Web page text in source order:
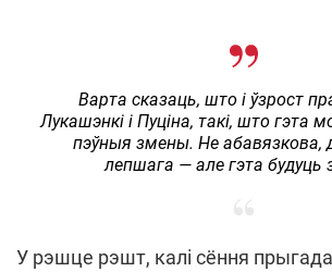
Варта сказаць, што і ўзрост
Лукашэнкі і Пуціна, такі, што гэта
пэўныя змены. Не абавязкова,
лепшага — але гэта будуць
У рэшце рэшт, калі сёння